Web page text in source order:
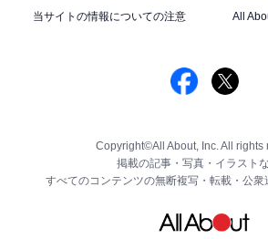
当サイトの情報についての注意
All
Copyright©All About, Inc. All rights
掲載の記事・写真・イラストな
すべてのコンテンツの無断複写・転載・公衆